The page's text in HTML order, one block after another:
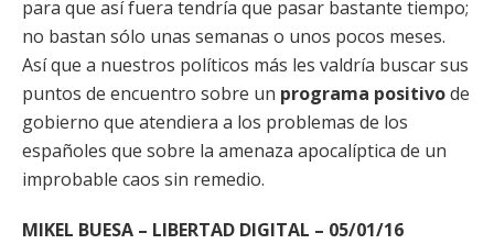
para que así fuera tendría que pasar bastante tiempo;
no bastan sólo unas semanas o unos pocos meses.
Así que a nuestros políticos más les valdría buscar sus
puntos de encuentro sobre un programa positivode
gobierno que atendiera a los problemas de los
españoles que sobre la amenaza apocalíptica de un
improbable caos sin remedio.
MIKEL BUESA – LIBERTAD DIGITAL – 05/01/16